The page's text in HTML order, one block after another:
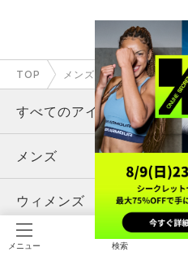
メニュー 検索
TOP メンズ
すべてのアイテム
メンズ
ウィメンズ
キッズ
メンズ
トップス
ボトムス
ウィメンズ
トップス
キッズ